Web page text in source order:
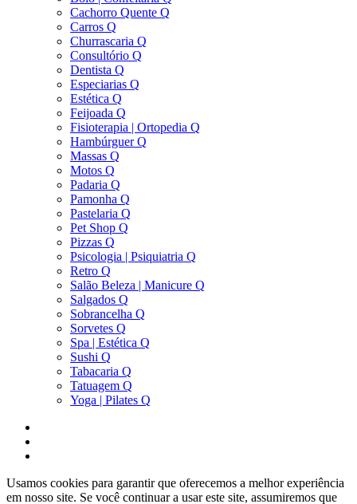
Cachorro Quente Q
Carros Q
Churrascaria Q
Consultório Q
Dentista Q
Especiarias Q
Estética Q
Feijoada Q
Fisioterapia | Ortopedia Q
Hambúrguer Q
Massas Q
Motos Q
Padaria Q
Pamonha Q
Pastelaria Q
Pet Shop Q
Pizzas Q
Psicologia | Psiquiatria Q
Retro Q
Salão Beleza | Manicure Q
Salgados Q
Sobrancelha Q
Sorvetes Q
Spa | Estética Q
Sushi Q
Tabacaria Q
Tatuagem Q
Yoga | Pilates Q
Usamos cookies para garantir que oferecemos a melhor experiência
em nosso site. Se você continuar a usar este site, assumiremos que